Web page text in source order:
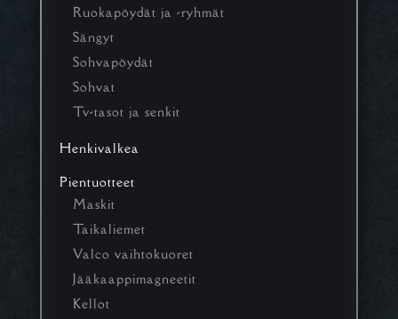
Ruokapöydät ja -ryhmät
Sängyt
Sohvapöydät
Sohvat
Tv-tasot ja senkit
Henkivalkea
Pientuotteet
Maskit
Taikaliemet
Valco vaihtokuoret
Jääkaappimagneetit
Kellot